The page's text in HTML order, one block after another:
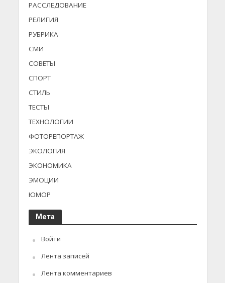
РАССЛЕДОВАНИЕ
РЕЛИГИЯ
РУБРИКА
СМИ
СОВЕТЫ
СПОРТ
СТИЛЬ
ТЕСТЫ
ТЕХНОЛОГИИ
ФОТОРЕПОРТАЖ
ЭКОЛОГИЯ
ЭКОНОМИКА
ЭМОЦИИ
ЮМОР
Мета
Войти
Лента записей
Лента комментариев